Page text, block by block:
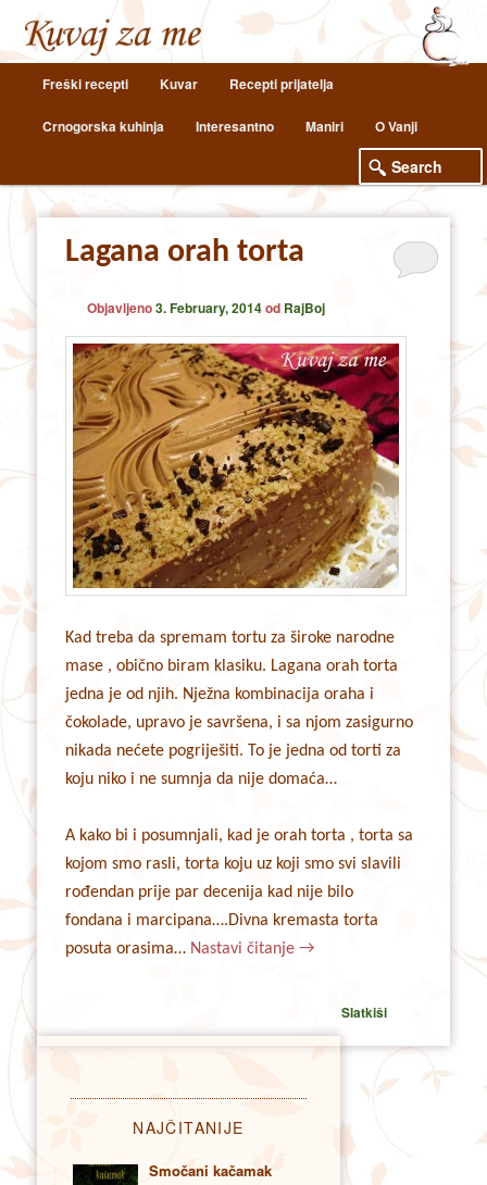
Skip
to
primary
Skip
to
secondary
Freški recepti Kuvar Recepti prijatelja
Crnogorska kuhinja Interesantno Maniri O Vanji
Lagana orah torta
Objavljeno3. February, 2014od RajBoj
Kad treba da spremam tortu za široke narodne
mase , obično biram klasiku. Lagana orah torta
jedna je od njih. Nježna kombinacija oraha i
čokolade, upravo je savršena, i sa njom zasigurno
nikada nećete pogriješiti. To je jedna od torti za
koju niko i ne sumnja da nije domaća…
A kako bi i posumnjali, kad je orah torta , torta sa
kojom smo rasli, torta koju uz koji smo svi slavili
rođendan prije par decenija kad nije bilo
fondana i marcipana….Divna kremasta torta
posuta orasima… Nastavi čitanje→
Slatkiši
NAJČITANIJE
Smočani kačamak